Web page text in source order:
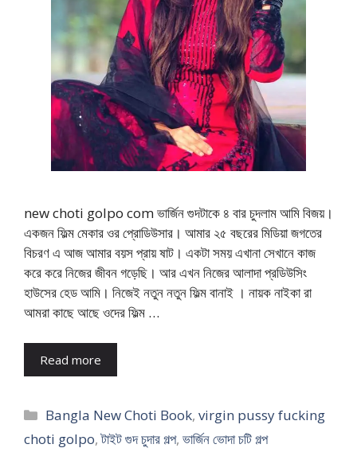
new choti golpo com ভার্জিন গুদটাকে ৪ বার চুদলাম আমি বিজয়।
একজন ফিল্ম মেকার ওর প্রোডিউসার। আমার ২৫ বছরের মিডিয়া জগতের
বিচরণ এ আজ আমার বয়স প্রায় ষাট। একটা সময় এখানা সেখানে কাজ
করে করে নিজের জীবন গড়েছি। আর এখন নিজের আলাদা প্রডিউসিং
হাউসের হেড আমি। নিজেই নতুন নতুন ফিল্ম বানাই । নায়ক নাইকা রা
আমরা কাছে আছে ওদের ফিল্ম …
Read more
Categories
Bangla New Choti Book,virgin pussy fucking
choti golpo,টাইট গুদ চুদার গল্প, ভার্জিন ভোদা চটি গল্প